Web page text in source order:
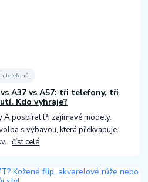
telefonů
A37 vs A57: tři telefony, tři
Kdo vyhraje?
A posbíral tři zajímavé modely.
s výbavou, která překvapuje.
číst celé